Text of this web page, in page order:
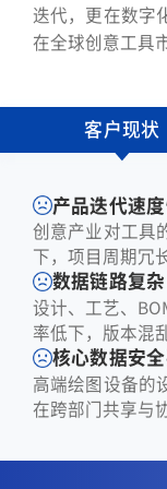
迭代，更在数字
在全球创意工具
客户现状
产品迭代速
创意产业对工具
下，项目周期冗
数据链路复
设计、工艺、
率低下，版本混
核心数据安
高端绘图设备的
在跨部门共享与